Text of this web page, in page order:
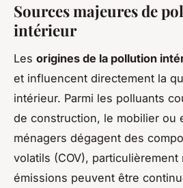
Sources majeures de
intérieur
Les origines de la pollution
et influencent directement la
intérieur. Parmi les polluants
de construction, le mobilier ou
ménagers dégagent des
volatils (COV), particulièrement
émissions peuvent être